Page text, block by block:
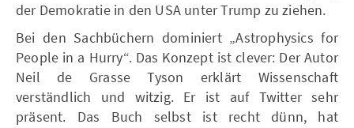
der Demokratie in den USA unter Trump zu ziehen.
Bei den Sachbüchern dominiert „Astrophysics for
People in a Hurry“. Das Konzept ist clever: Der Autor
Neil de Grasse Tyson erklärt Wissenschaft
verständlich und witzig. Er ist auf Twitter sehr
präsent. Das Buch selbst ist recht dünn, hat